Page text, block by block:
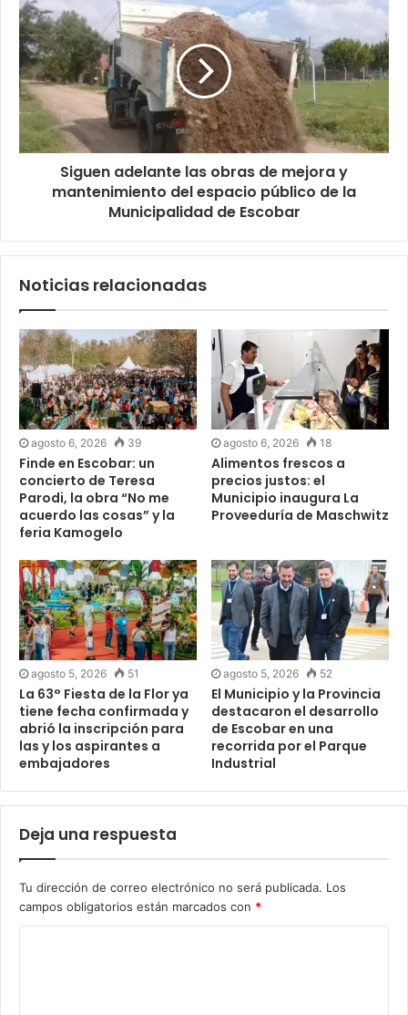
Siguen adelante las obras de mejora y
mantenimiento del espacio público de la
Municipalidad de Escobar
Noticias relacionadas
agosto 6, 2026 39
Finde en Escobar: un
concierto de Teresa
Parodi, la obra “No me
acuerdo las cosas” y la
feria Kamogelo
agosto 6, 2026 18
Alimentos frescos a
precios justos: el
Municipio inaugura La
Proveeduría de Maschwitz
agosto 5, 2026 51
La 63° Fiesta de la Flor ya
tiene fecha confirmada y
abrió la inscripción para
las y los aspirantes a
embajadores
agosto 5, 2026 52
El Municipio y la Provincia
destacaron el desarrollo
de Escobar en una
recorrida por el Parque
Industrial
Deja una respuesta
Tu dirección de correo electrónico no será publicada. Los
campos obligatorios están marcados con *